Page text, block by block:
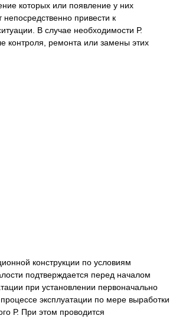
которых или появление у них
привести к
В случае необходимости Р.
контроля, ремонта или замены этих
конструкции по условиям
подтверждается перед началом
при установлении первоначально
эксплуатации по мере выработки
Р. При этом проводится